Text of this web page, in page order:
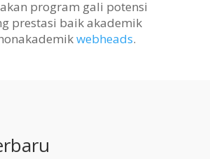
program gali potensi
prestasi baik akademik
webheads.